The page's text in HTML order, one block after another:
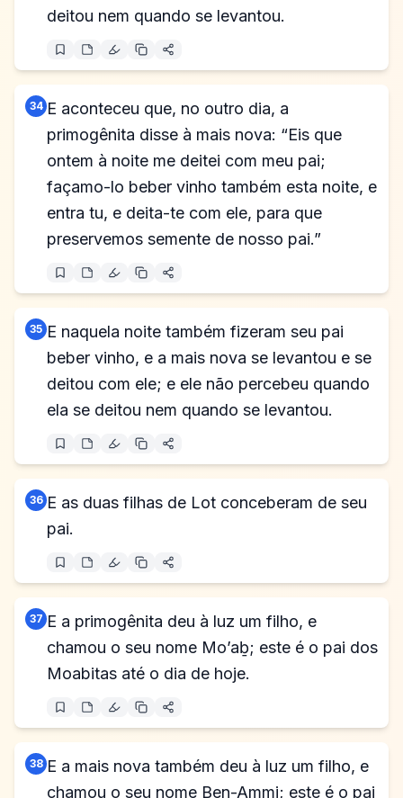
deitou nem quando se levantou.
34 E aconteceu que, no outro dia, a
primogênita disse à mais nova: “Eis que
ontem à noite me deitei com meu pai;
façamo-lo beber vinho também esta noite, e
entra tu, e deita-te com ele, para que
preservemos semente de nosso pai.”
35 E naquela noite também fizeram seu pai
beber vinho, e a mais nova se levantou e se
deitou com ele; e ele não percebeu quando
ela se deitou nem quando se levantou.
36 E as duas filhas de Lot conceberam de seu
pai.
37 E a primogênita deu à luz um filho, e
chamou o seu nome Mo’aḇ; este é o pai dos
Moabitas até o dia de hoje.
38 E a mais nova também deu à luz um filho, e
chamou o seu nome Ben-Ammi; este é o pai